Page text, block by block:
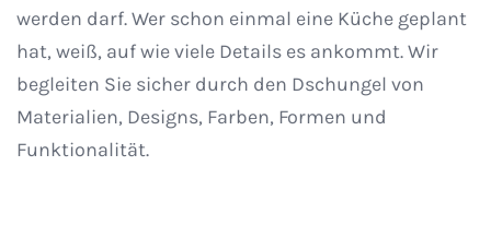
werden darf. Wer schon einmal eine Küche geplant
hat, weiß, auf wie viele Details es ankommt. Wir
begleiten Sie sicher durch den Dschungel von
Materialien, Designs, Farben, Formen und
Funktionalität.